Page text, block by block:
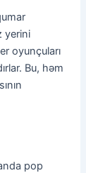
yerini
oyunçuları
Bu, həm
pop